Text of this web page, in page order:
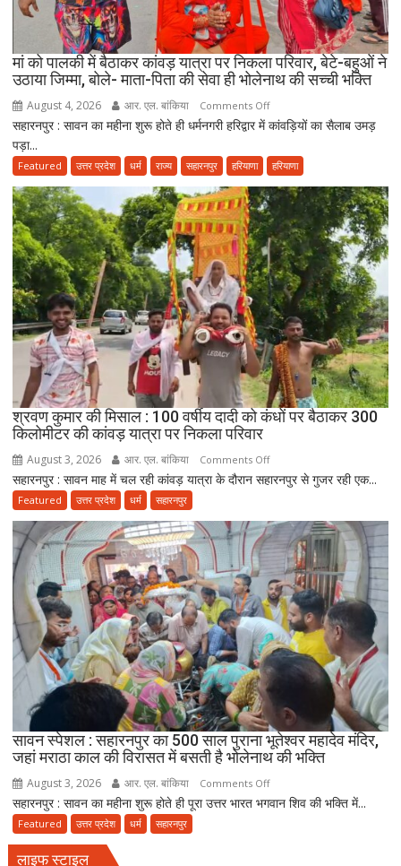
पढ़ें
जुमे
की
नमाज,
पैदल
मां को पालकी में बैठाकर कांवड़ यात्रा पर निकला परिवार, बेटे-बहुओं ने
उठाया जिम्मा, बोले- माता-पिता की सेवा ही भोलेनाथ की सच्ची भक्ति
August 4, 2026 आर. एल. बांकिया Comments Offon
मां
पालकी
में
बैठाकर
कांवड़
यात्रा
पर
निकला
परिवार,
बेटे-
बहुओं
ने
उठाया
जिम्मा,
बोले-
पिता
की
ही
भोलेनाथ
सच्ची
भक्ति
सहारनपुर : सावन का महीना शुरू होते ही धर्मनगरी हरिद्वार में कांवड़ियों का सैलाब उमड़
पड़ा...
Featured उत्तर प्रदेश धर्म राज्य सहारनपुर हरियाणा हरियाणा
श्रवण कुमार की मिसाल : 100 वर्षीय दादी को कंधों पर बैठाकर 300
किलोमीटर की कांवड़ यात्रा पर निकला परिवार
August 3, 2026 आर. एल. बांकिया Comments Offon
श्रवण
की
मिसाल
100
वर्षीय
दादी
को
कंधों
पर
बैठाकर
किलोमीटर
की
सहारनपुर : सावन माह में चल रही कांवड़ यात्रा के दौरान सहारनपुर से गुजर रही एक...
Featured उत्तर प्रदेश धर्म सहारनपुर
सावन स्पेशल : सहारनपुर का 500 साल पुराना भूतेश्वर महादेव मंदिर,
जहां मराठा काल की विरासत में बसती है भोलेनाथ की भक्ति
August 3, 2026 आर. एल. बांकिया Comments Offon
सावन
सहारनपुर : सावन का महीना शुरू होते ही पूरा उत्तर भारत भगवान शिव की भक्ति में...
Featured उत्तर प्रदेश धर्म सहारनपुर
लाइफ स्टाइल